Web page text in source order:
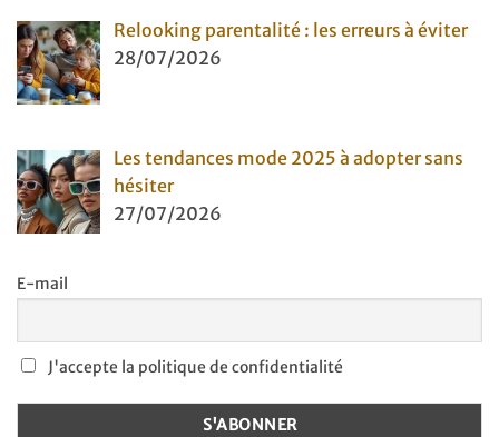
Relooking parentalité : les erreurs à éviter
28/07/2026
Les tendances mode 2025 à adopter sans
hésiter
27/07/2026
E-mail
J'accepte la politique de confidentialité